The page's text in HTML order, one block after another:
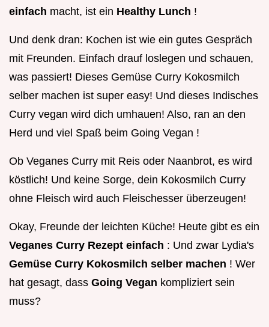
einfach macht, ist ein Healthy Lunch !
Und denk dran: Kochen ist wie ein gutes Gespräch
mit Freunden. Einfach drauf loslegen und schauen,
was passiert! Dieses Gemüse Curry Kokosmilch
selber machen ist super easy! Und dieses Indisches
Curry vegan wird dich umhauen! Also, ran an den
Herd und viel Spaß beim Going Vegan !
Ob Veganes Curry mit Reis oder Naanbrot, es wird
köstlich! Und keine Sorge, dein Kokosmilch Curry
ohne Fleisch wird auch Fleischesser überzeugen!
Okay, Freunde der leichten Küche! Heute gibt es ein
Veganes Curry Rezept einfach : Und zwar Lydia's
Gemüse Curry Kokosmilch selber machen ! Wer
hat gesagt, dass Going Vegan kompliziert sein
muss?